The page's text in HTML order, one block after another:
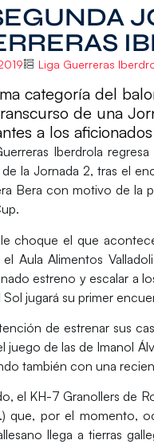
Liga Guerreras
categoría del
de una
a los
Iberdrola
la Jornada 2, tras el
Bera con motivo de la
choque el que
Aula Alimentos
estreno y escalar a
jugará su primer
de estrenar sus
juego de las de Imanol
también con una
el KH-7 Granollers de
que, por el momento,
llega a tierras